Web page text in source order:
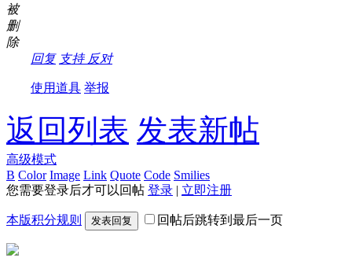
被
删
除
回复 支持 反对
使用道具 举报
返回列表 发表新帖
高级模式
B Color Image Link Quote Code Smilies
您需要登录后才可以回帖 登录 | 立即注册
本版积分规则 发表回复 回帖后跳转到最后一页